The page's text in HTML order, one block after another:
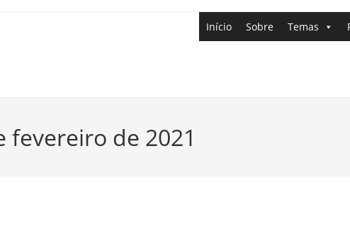
Início Sobre Temas
fevereiro de 2021